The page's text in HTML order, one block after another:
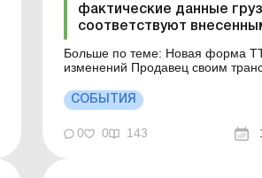
фактические данные
соответствуют
Больше по теме: Новая форма ТТН: обзор
изменений Продавец своим транспортом
ТТН? Перевозка ТМЦ для собственных
нужд: необходима ли ТТН? Утвержден
порядок функционирования
ТТН: что изменится для
СОБЫТИЯ
0 0 143